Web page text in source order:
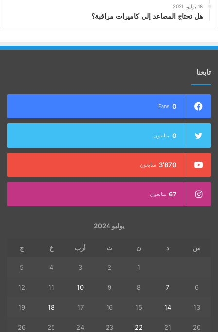
18 يوليو، 2021
هل تحتاج المصاعد إلى كاميرات مراقبة؟
تابعنا
0
Fans
0 متابعون
3٬870 متابعون
67 متابعون
يوليو 2024
س د ن ث أرب خ ج
1
2
3
4
5
6
7
8
9
10
11
12
13
14
15
16
17
18
19
20
21
22
23
24
25
26